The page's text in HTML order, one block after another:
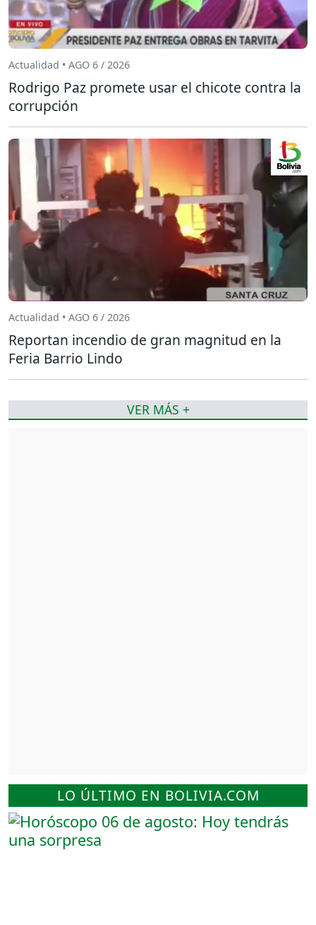
LO ÚLTIMO EN BOLIVIA.COM
Actualidad • AGO 6 / 2026
Rodrigo Paz promete usar el chicote contra la
corrupción
Actualidad • AGO 6 / 2026
Reportan incendio de gran magnitud en la
Feria Barrio Lindo
VER MÁS +